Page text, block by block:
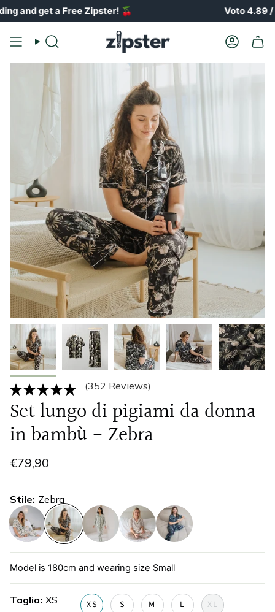
Vai
alget a Free Zipster!🍒 Voto 4.89 / 5
Ricerca
Il
(352 Reviews)
Set lungo di pigiami da donna
in bambù - Zebra
€79,90
Stile Zebra
zebra
Model is 180cm and wearing size Small
Taglia XS XS S M L XL